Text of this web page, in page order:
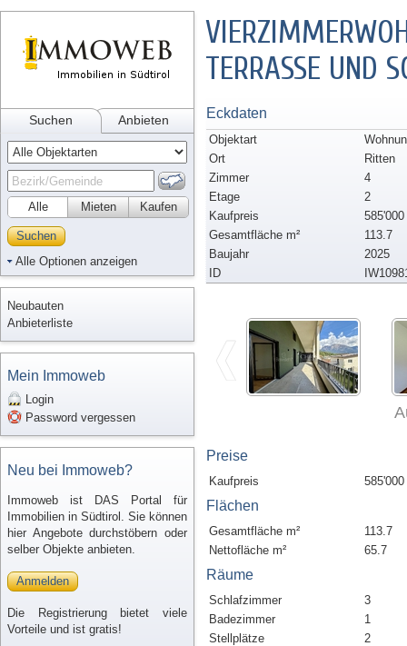
Suchen Anbieten
Alle Kaufen
Mieten
Suchen
Alle Optionen anzeigen
Neubauten
Anbieterliste
Mein Immoweb
Login
Password vergessen
Neu bei Immoweb?
Immoweb ist DAS Portal für
Immobilien in Südtirol. Sie können
hier Angebote durchstöbern oder
selber Objekte anbieten.
Anmelden
Die Registrierung bietet viele
Vorteile und ist gratis!
TERRASSE UND
Eckdaten
Objektart
Ort
Ritten
Zimmer
4
Etage
2
Kaufpreis
585'000
Gesamtfläche m²
113.7
Baujahr
2025
ID
Preise
Kaufpreis 585'000
Flächen
Gesamtfläche m²
113.7
Nettofläche m²
65.7
Räume
Schlafzimmer
3
Badezimmer
1
Stellplätze
2